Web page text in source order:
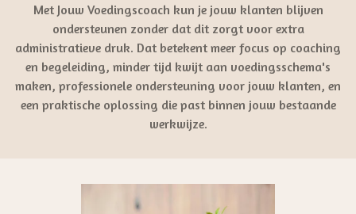
Met Jouw Voedingscoach kun je jouw klanten blijven
ondersteunen zonder dat dit zorgt voor extra
administratieve druk. Dat betekent meer focus op coaching
en begeleiding, minder tijd kwijt aan voedingsschema's
maken, professionele ondersteuning voor jouw klanten, en
een praktische oplossing die past binnen jouw bestaande
werkwijze.